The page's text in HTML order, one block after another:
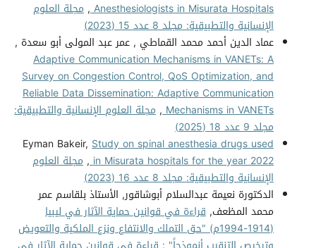
Anesthesiologists in Misurata Hospitals
, مجلة العلوم
الإنسانية والتطبيقية: مجلد 8 عدد 15 (2023)
عماد الدين أحمد محمد القماطي , عمر عبد المولى أبو سعدة ,
Adaptive Communication Mechanisms in VANETs: A
Survey on Congestion Control, QoS Optimization, and
Reliable Data Dissemination: Adaptive Communication
Mechanisms in VANETs
, مجلة العلوم الإنسانية والتطبيقية:
مجلد 9 عدد 18 (2025)
Eyman Bakeir,Study on spinal anesthesia drugs used
in Misurata hospitals for the year 2022
, مجلة العلوم
الإنسانية والتطبيقية: مجلد 8 عدد 16 (2023)
الدكتورة نعيمة عبدالسلام أبوشاقور, الأستاذ بلقاسم عمر
محمد المظعف, قراءة في قوانين حماية الآثار في ليبيا
(1914-1994م) "حق التملك والانتفاع ونزع الملكية والتعويض